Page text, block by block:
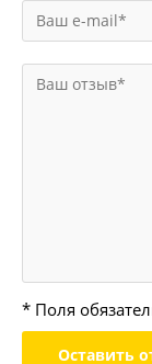
* Поля